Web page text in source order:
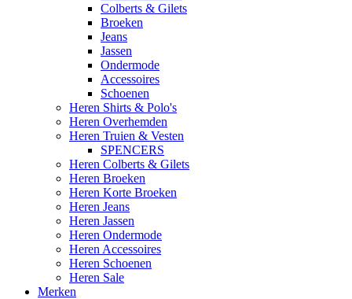
Colberts & Gilets
Broeken
Jeans
Jassen
Ondermode
Accessoires
Schoenen
Heren Shirts & Polo's
Heren Overhemden
Heren Truien & Vesten
SPENCERS
Heren Colberts & Gilets
Heren Broeken
Heren Korte Broeken
Heren Jeans
Heren Jassen
Heren Ondermode
Heren Accessoires
Heren Schoenen
Heren Sale
Merken